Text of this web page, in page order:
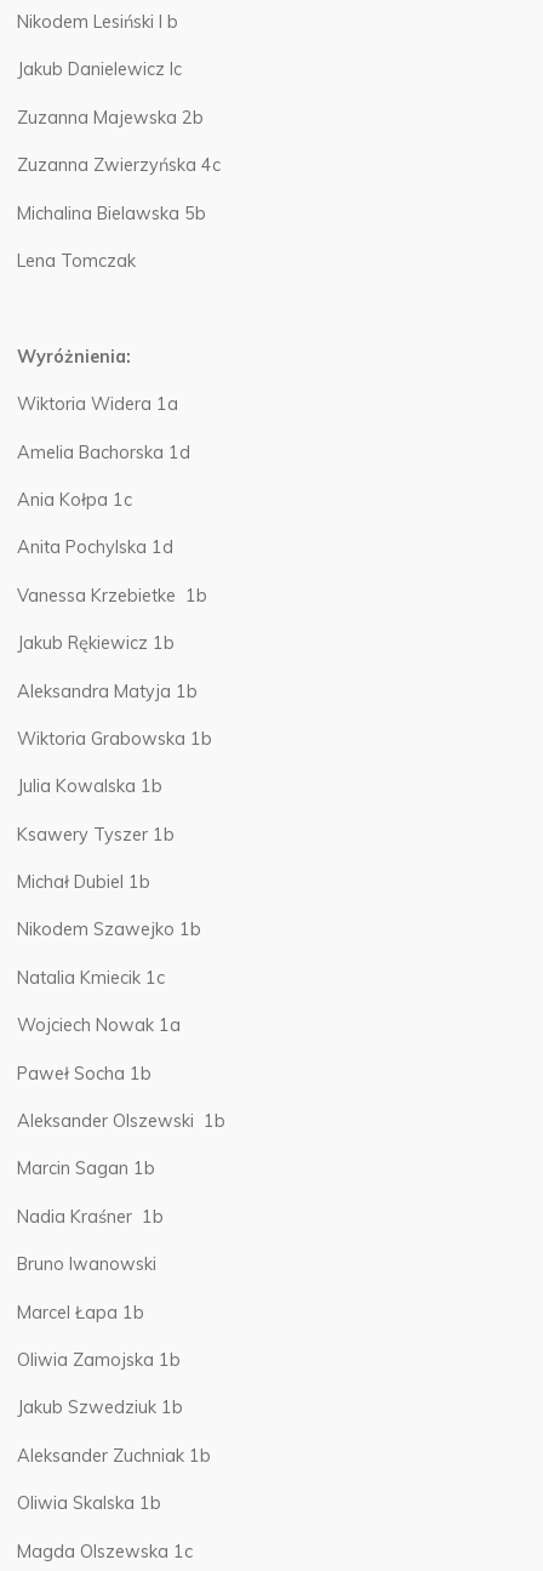
Nikodem Lesiński I b
Jakub Danielewicz Ic
Zuzanna Majewska 2b
Zuzanna Zwierzyńska 4c
Michalina Bielawska 5b
Lena Tomczak
Wyróżnienia:
Wiktoria Widera 1a
Amelia Bachorska 1d
Ania Kołpa 1c
Anita Pochylska 1d
Vanessa Krzebietke 1b
Jakub Rękiewicz 1b
Aleksandra Matyja 1b
Wiktoria Grabowska 1b
Julia Kowalska 1b
Ksawery Tyszer 1b
Michał Dubiel 1b
Nikodem Szawejko 1b
Natalia Kmiecik 1c
Wojciech Nowak 1a
Paweł Socha 1b
Aleksander Olszewski 1b
Marcin Sagan 1b
Nadia Kraśner 1b
Bruno Iwanowski
Marcel Łapa 1b
Oliwia Zamojska 1b
Jakub Szwedziuk 1b
Aleksander Zuchniak 1b
Oliwia Skalska 1b
Magda Olszewska 1c